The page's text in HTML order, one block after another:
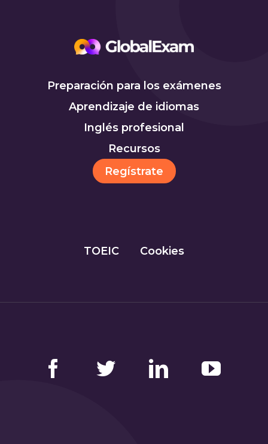
Preparación para los exámenes
Aprendizaje de idiomas
Inglés profesional
Recursos
Regístrate
TOEIC Cookies